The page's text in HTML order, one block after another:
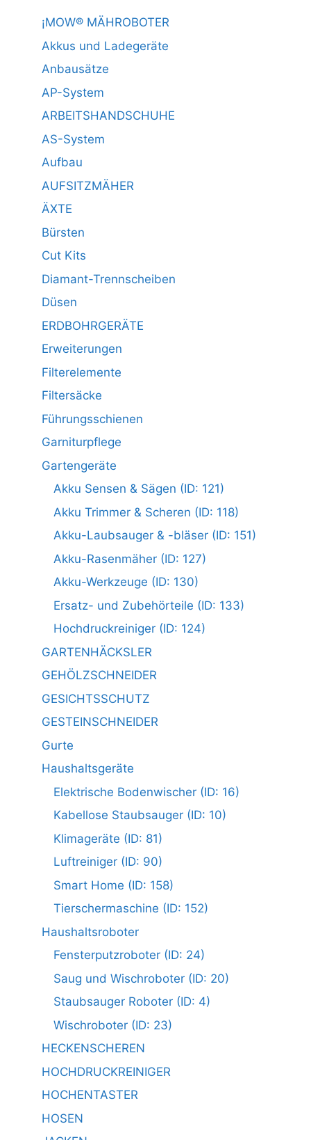
¡MOW® MÄHROBOTER
Akkus und Ladegeräte
Anbausätze
AP-System
ARBEITSHANDSCHUHE
AS-System
Aufbau
AUFSITZMÄHER
ÄXTE
Bürsten
Cut Kits
Diamant-Trennscheiben
Düsen
ERDBOHRGERÄTE
Erweiterungen
Filterelemente
Filtersäcke
Führungsschienen
Garniturpflege
Gartengeräte
Akku Sensen & Sägen (ID: 121)
Akku Trimmer & Scheren (ID: 118)
Akku-Laubsauger & -bläser (ID: 151)
Akku-Rasenmäher (ID: 127)
Akku-Werkzeuge (ID: 130)
Ersatz- und Zubehörteile (ID: 133)
Hochdruckreiniger (ID: 124)
GARTENHÄCKSLER
GEHÖLZSCHNEIDER
GESICHTSSCHUTZ
GESTEINSCHNEIDER
Gurte
Haushaltsgeräte
Elektrische Bodenwischer (ID: 16)
Kabellose Staubsauger (ID: 10)
Klimageräte (ID: 81)
Luftreiniger (ID: 90)
Smart Home (ID: 158)
Tierschermaschine (ID: 152)
Haushaltsroboter
Fensterputzroboter (ID: 24)
Saug und Wischroboter (ID: 20)
Staubsauger Roboter (ID: 4)
Wischroboter (ID: 23)
HECKENSCHEREN
HOCHDRUCKREINIGER
HOCHENTASTER
HOSEN